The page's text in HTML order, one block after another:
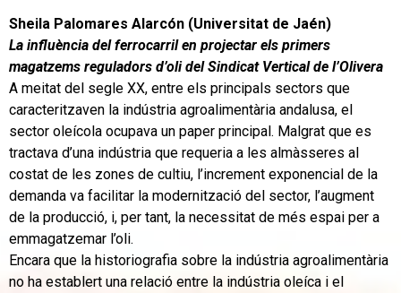
Sheila Palomares Alarcón (Universitat de Jaén)
La influència del ferrocarril en projectar els primers
magatzems reguladors d’oli del Sindicat Vertical de l’Olivera
A meitat del segle XX, entre els principals sectors que
caracteritzaven la indústria agroalimentària andalusa, el
sector oleícola ocupava un paper principal. Malgrat que es
tractava d’una indústria que requeria a les almàsseres al
costat de les zones de cultiu, l’increment exponencial de la
demanda va facilitar la modernització del sector, l’augment
de la producció, i, per tant, la necessitat de més espai per a
emmagatzemar l’oli.
Encara que la historiografia sobre la indústria agroalimentària
no ha establert una relació entre la indústria oleíca i el